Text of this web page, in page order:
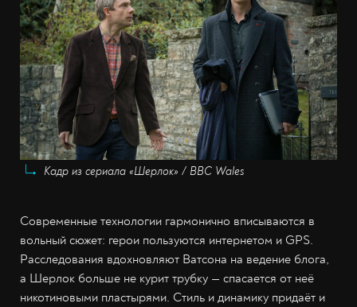
Кадр из сериала «Шерлок» / BBC Wales
Современные технологии гармонично вписываются в
вольный сюжет: герои пользуются интернетом и GPS.
Расследования вдохновляют Ватсона на ведение блога,
а Шерлок больше не курит трубку — спасается от неё
никотиновыми пластырями. Стиль и динамику придаёт и